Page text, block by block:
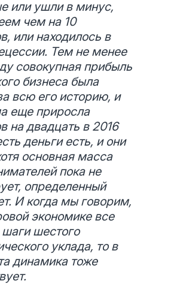
или ушли в минус,
чем на 10
или находилось в
Тем не менее
совокупная прибыль
бизнеса была
всю его историю, и
еще приросла
на двадцать в 2016
деньги есть, и они
основная масса
пока не
определенный
И когда мы говорим,
экономике все
шестого
уклада, то в
динамика тоже